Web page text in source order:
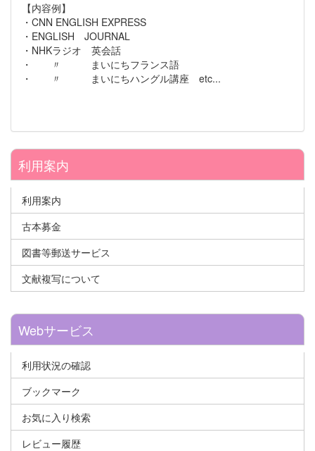
【内容例】
・CNN ENGLISH EXPRESS
・ENGLISH JOURNAL
・NHKラジオ 英会話
・ 〃 まいにちフランス語
・ 〃 まいにちハングル講座 etc...
利用案内
利用案内
古本募金
図書等郵送サービス
文献複写について
Webサービス
利用状況の確認
ブックマーク
お気に入り検索
レビュー履歴